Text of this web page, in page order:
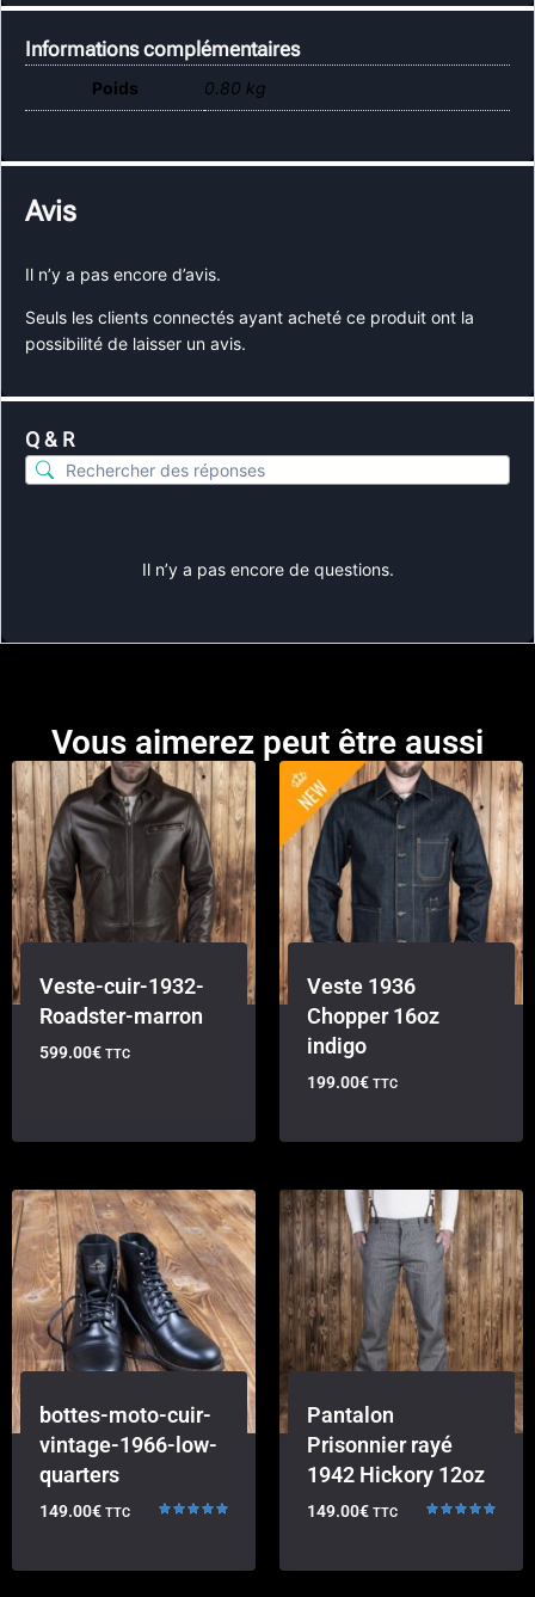
Informations complémentaires
Poids 0.80 kg
Avis
Il n’y a pas encore d’avis.
Seuls les clients connectés ayant acheté ce produit ont la
possibilité de laisser un avis.
Q & R
Il n’y a pas encore de questions.
Vous aimerez peut être aussi
Veste-cuir-1932-
Roadster-marron
599.00€ TTC
Veste 1936
Chopper 16oz
indigo
199.00€ TTC
bottes-moto-cuir-
vintage-1966-low-
quarters
149.00€ TTC
Pantalon
Prisonnier rayé
1942 Hickory 12oz
149.00€ TTC